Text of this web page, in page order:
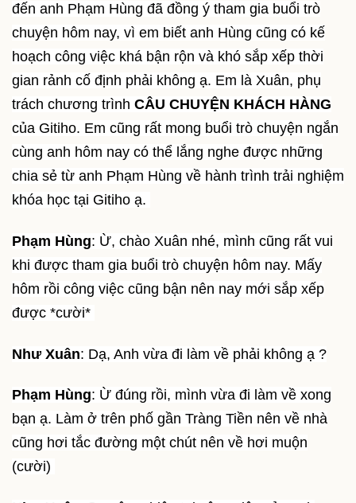
đến anh Phạm Hùng đã đồng ý tham gia buổi trò
chuyện hôm nay, vì em biết anh Hùng cũng có kế
hoạch công việc khá bận rộn và khó sắp xếp thời
gian rảnh cố định phải không ạ. Em là Xuân, phụ
trách chương trình CÂU CHUYỆN KHÁCH HÀNG
của Gitiho. Em cũng rất mong buổi trò chuyện ngắn
cùng anh hôm nay có thể lắng nghe được những
chia sẻ từ anh Phạm Hùng về hành trình trải nghiệm
khóa học tại Gitiho ạ.
Phạm Hùng: Ừ, chào Xuân nhé, mình cũng rất vui
khi được tham gia buổi trò chuyện hôm nay. Mấy
hôm rồi công việc cũng bận nên nay mới sắp xếp
được *cười*
Như Xuân: Dạ, Anh vừa đi làm về phải không ạ ?
Phạm Hùng: Ừ đúng rồi, mình vừa đi làm về xong
bạn ạ. Làm ở trên phố gần Tràng Tiền nên về nhà
cũng hơi tắc đường một chút nên về hơi muộn
(cười)